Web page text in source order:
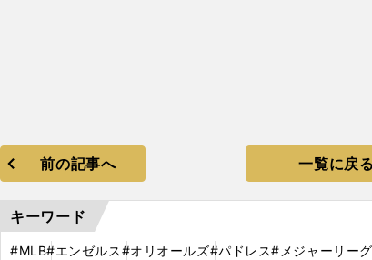
前の記事へ 一覧に戻る
キーワード
#MLB#エンゼルス#オリオールズ#パドレス#メジャーリーグ